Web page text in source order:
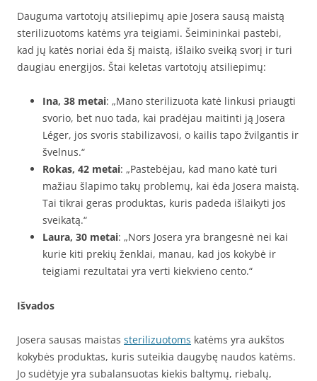
Dauguma vartotojų atsiliepimų apie Josera sausą maistą
sterilizuotoms katėms yra teigiami. Šeimininkai pastebi,
kad jų katės noriai ėda šį maistą, išlaiko sveiką svorį ir turi
daugiau energijos. Štai keletas vartotojų atsiliepimų:
Ina, 38 metai: „Mano sterilizuota katė linkusi priaugti
svorio, bet nuo tada, kai pradėjau maitinti ją Josera
Léger, jos svoris stabilizavosi, o kailis tapo žvilgantis ir
švelnus.“
Rokas, 42 metai: „Pastebėjau, kad mano katė turi
mažiau šlapimo takų problemų, kai ėda Josera maistą.
Tai tikrai geras produktas, kuris padeda išlaikyti jos
sveikatą.“
Laura, 30 metai: „Nors Josera yra brangesnė nei kai
kurie kiti prekių ženklai, manau, kad jos kokybė ir
teigiami rezultatai yra verti kiekvieno cento.“
Išvados
Josera sausas maistas sterilizuotoms katėms yra aukštos
kokybės produktas, kuris suteikia daugybę naudos katėms.
Jo sudėtyje yra subalansuotas kiekis baltymų, riebalų,